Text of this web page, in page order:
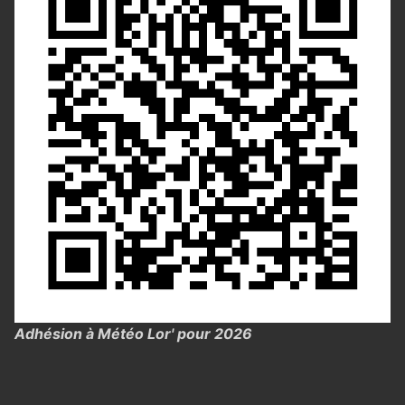
Adhésion à Météo Lor' pour 2026